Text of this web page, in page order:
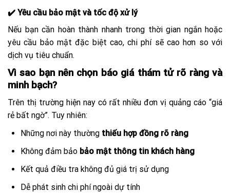
✔️ Yêu cầu bảo mật và tốc độ xử lý
Nếu bạn cần hoàn thành nhanh trong thời gian ngắn hoặc
yêu cầu bảo mật đặc biệt cao, chi phí sẽ cao hơn so với
dịch vụ tiêu chuẩn.
Vì sao bạn nên chọn báo giá thám tử rõ ràng và
minh bạch?
Trên thị trường hiện nay có rất nhiều đơn vị quảng cáo “giá
rẻ bất ngờ”. Tuy nhiên:
Những nơi này thường thiếu hợp đồng rõ ràng
Không đảm bảo bảo mật thông tin khách hàng
Kết quả điều tra không đủ giá trị sử dụng
Dễ phát sinh chi phí ngoài dự tính